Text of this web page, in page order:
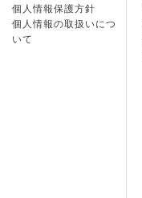
個人情報保護方針
個人情報の取扱いにつ
いて